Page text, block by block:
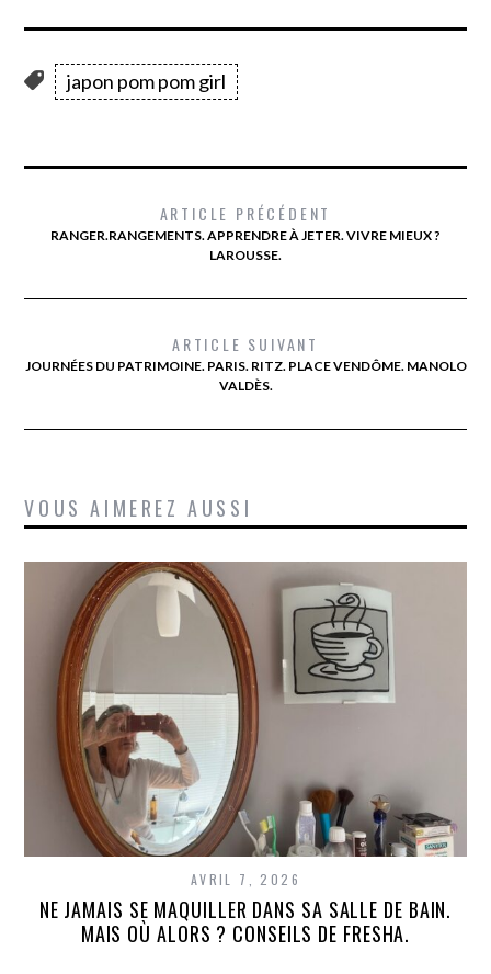
japon pom pom girl
ARTICLE PRÉCÉDENT
RANGER.RANGEMENTS. APPRENDRE À JETER. VIVRE MIEUX ?
LAROUSSE.
ARTICLE SUIVANT
JOURNÉES DU PATRIMOINE. PARIS. RITZ. PLACE VENDÔME. MANOLO
VALDÈS.
VOUS AIMEREZ AUSSI
AVRIL 7, 2026
NE JAMAIS SE MAQUILLER DANS SA SALLE DE BAIN.
MAIS OÙ ALORS ? CONSEILS DE FRESHA.